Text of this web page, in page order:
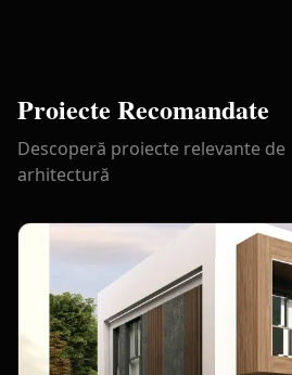
Proiecte Recomandate
Descoperă proiecte relevante de
arhitectură